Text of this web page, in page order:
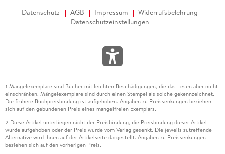
Datenschutz AGB Impressum
Widerrufsbelehrung
Datenschutzeinstellungen
1 Mängelexemplare sind Bücher mit leichten Beschädigungen, die das Lesen aber nicht
einschränken. Mängelexemplare sind durch einen Stempel als solche gekennzeichnet.
Die frühere Buchpreisbindung ist aufgehoben. Angaben zu Preissenkungen beziehen
sich auf den gebundenen Preis eines mangelfreien Exemplars.
2 Diese Artikel unterliegen nicht der Preisbindung, die Preisbindung dieser Artikel
wurde aufgehoben oder der Preis wurde vom Verlag gesenkt. Die jeweils zutreffende
Alternative wird Ihnen auf der Artikelseite dargestellt. Angaben zu Preissenkungen
beziehen sich auf den vorherigen Preis.